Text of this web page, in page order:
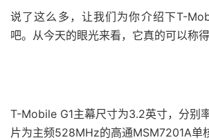
说了这么多，让我们为你介绍下T-
吧。从今天的眼光来看，它真的可以称得
T-Mobile G1主幕尺寸为3.2英寸，分别
片为主频528MHz的高通MSM7201A单